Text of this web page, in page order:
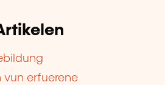
vun erfuerene